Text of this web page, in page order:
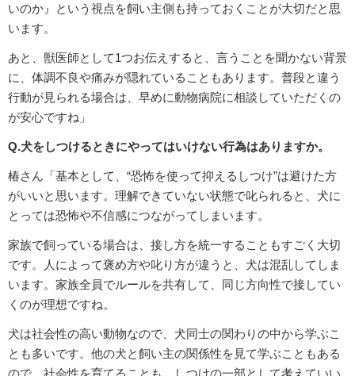
いのか』という視点を飼い主側も持っておくことが大切だと思
います。
あと、獣医師として1つお伝えすると、言うことを聞かない背景
に、体調不良や痛みが隠れていることもあります。普段と違う
行動が見られる場合は、早めに動物病院に相談していただくの
が安心ですね」
Q.犬をしつけるときにやってはいけない行為はありますか。
椿さん「基本として、“恐怖を使って抑えるしつけ”は避けた方
がいいと思います。理解できていない状態で叱られると、犬に
とっては恐怖や不信感につながってしまいます。
家族で飼っている場合は、接し方を統一することもすごく大切
です。人によって褒め方や叱り方が違うと、犬は混乱してしま
います。家族全員でルールを共有して、同じ方向性で接してい
くのが理想ですね。
犬は社会性の高い動物なので、犬同士の関わりの中から学ぶこ
とも多いです。他の犬と飼い主の関係性を見て学ぶこともある
ので、社会性を育てることも、しつけの一部として考えていい